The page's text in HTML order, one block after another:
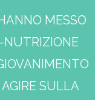
MESSO
NUTRIZIONE
SULLA